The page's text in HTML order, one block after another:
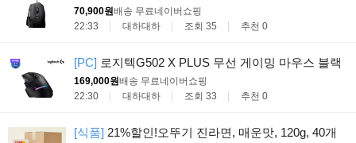
70,900원배송 무료네이버쇼핑
22:33
대하대하 조회 35 추천 0
[PC] 로지텍G502 X PLUS 무선 게이밍 마우스 블랙
169,000원배송 무료네이버쇼핑
22:30
대하대하 조회 33 추천 0
[식품] 21%할인!오뚜기 진라면, 매운맛, 120g, 40개